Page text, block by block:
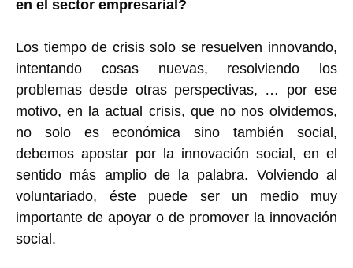
en el sector empresarial?
Los tiempo de crisis solo se resuelven innovando,
intentando cosas nuevas, resolviendo los
problemas desde otras perspectivas, … por ese
motivo, en la actual crisis, que no nos olvidemos,
no solo es económica sino también social,
debemos apostar por la innovación social, en el
sentido más amplio de la palabra. Volviendo al
voluntariado, éste puede ser un medio muy
importante de apoyar o de promover la innovación
social.